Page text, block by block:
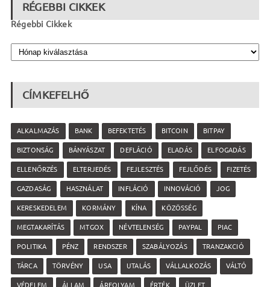
RÉGEBBI CIKKEK
Régebbi Cikkek
CÍMKEFELHŐ
ALKALMAZÁS BANK BEFEKTETÉS BITCOIN BITPAY
BIZTONSÁG BÁNYÁSZAT DEFLÁCIÓ ELADÁS ELFOGADÁS
ELLENŐRZÉS ELTERJEDÉS FEJLESZTÉS FEJLŐDÉS FIZETÉS
GAZDASÁG HASZNÁLAT INFLÁCIÓ INNOVÁCIÓ JOG
KERESKEDELEM KORMÁNY KÍNA KÖZÖSSÉG
MEGTAKARÍTÁS MTGOX NÉVTELENSÉG PAYPAL PIAC
POLITIKA PÉNZ RENDSZER SZABÁLYOZÁS TRANZAKCIÓ
TÁRCA TÖRVÉNY USA UTALÁS VÁLLALKOZÁS VÁLTÓ
VÉDELEM ÁLLAM ÁRFOLYAM ÉRTÉK ÜZLET